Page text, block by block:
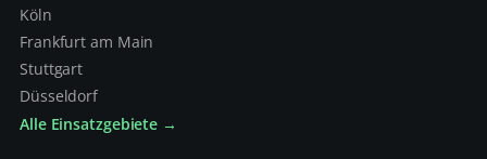
Köln
Frankfurt am Main
Stuttgart
Düsseldorf
Alle Einsatzgebiete →